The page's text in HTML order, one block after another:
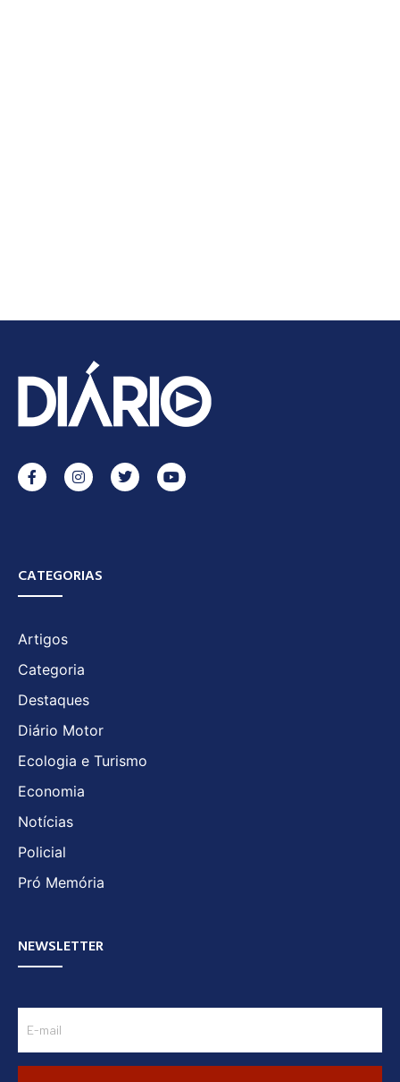
CATEGORIAS
Artigos
Categoria
Destaques
Diário Motor
Ecologia e Turismo
Economia
Notícias
Policial
Pró Memória
NEWSLETTER